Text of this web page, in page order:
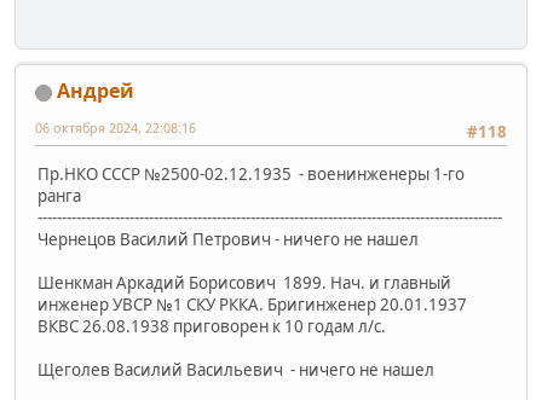
Андрей
#118
06 октября 2024, 22:08:16
Пр.НКО СССР №2500-02.12.1935 - военинженеры 1-го
ранга
------------------------------------------------------------------------------------------------
Чернецов Василий Петрович - ничего не нашел
Шенкман Аркадий Борисович 1899. Нач. и главный
инженер УВСР №1 СКУ РККА. Бригинженер 20.01.1937
ВКВС 26.08.1938 приговорен к 10 годам л/с.
Щеголев Василий Васильевич - ничего не нашел